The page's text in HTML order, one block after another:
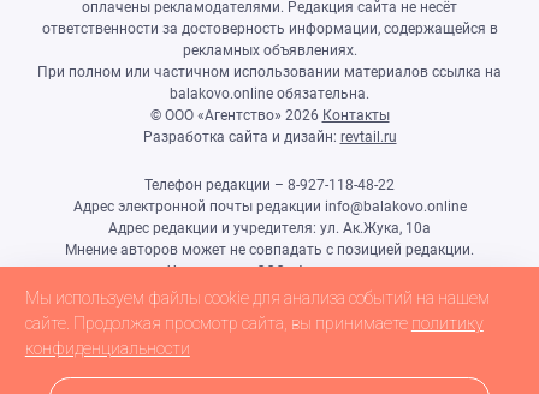
оплачены рекламодателями. Редакция сайта не несёт
ответственности за достоверность информации, содержащейся в
рекламных объявлениях.
При полном или частичном использовании материалов ссылка на
balakovo.online обязательна.
© ООО «Агентство» 2026 Контакты
Разработка сайта и дизайн: revtail.ru
Телефон редакции – 8-927-118-48-22
Адрес электронной почты редакции info@balakovo.online
Адрес редакции и учредителя: ул. Ак.Жука, 10а
Мнение авторов может не совпадать с позицией редакции.
Учредитель: ООО «Агентство»
Гл.редактор Ивлиева Н.Н.
Настоящий ресурс может содержать материалы 18+
Мы используем файлы cookie для анализа событий на нашем
сайте. Продолжая просмотр сайта, вы принимаете политику
конфиденциальности